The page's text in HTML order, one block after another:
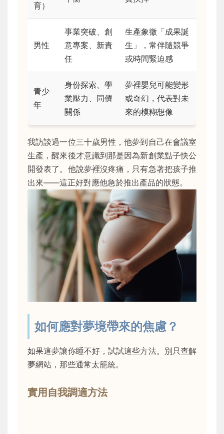
育）
男性
事業突破、創
意專案、新責
任
生產象徵「成果誕
生」，常伴隨競爭
或時間緊迫感
青少
年
身份探索、學
業壓力、同儕
關係
夢裡嬰兒可能變形
或奇幻，代表對未
來的模糊想像
我訪談過一位三十歲男性，他夢到自己在會議室
生產，醒來後才意識到那是因為新創業點子快公
開發表了。他說夢裡沒疼痛，只有急著把孩子推
出來——這正好對應他急於推出產品的狀態。
如何應對夢境帶來的焦慮？
如果這夢讓你睡不好，試試這些方法。別只查解
夢網站，那些通常太籠統。
實用自我調適方法